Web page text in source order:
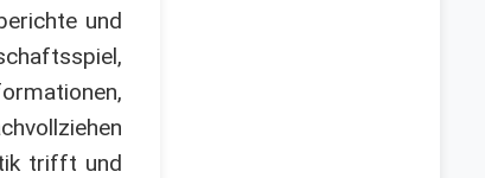
und
trifft und